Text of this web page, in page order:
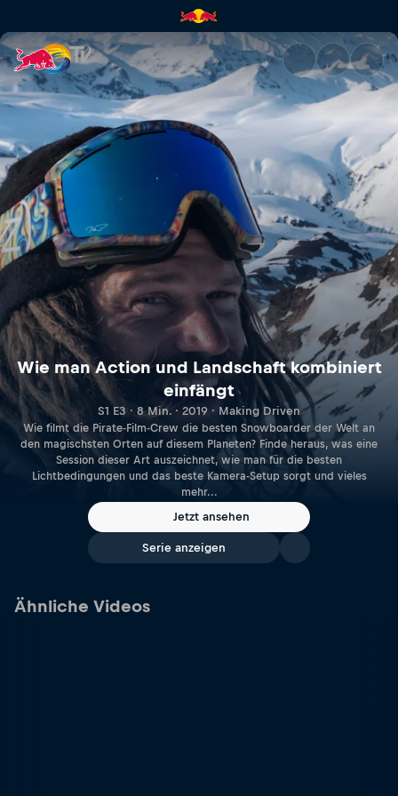
Wie man Action und
Wie man Action und Landschaft kombiniert
einfängt
S1 E3 · 8 Min. · 2019 · Making Driven
Wie filmt die Pirate-Film-Crew die besten Snowboarder der Welt an
den magischsten Orten auf diesem Planeten? Finde heraus, was eine
Session dieser Art auszeichnet, wie man für die besten
Lichtbedingungen und das beste Kamera-Setup sorgt und vieles
mehr...
Jetzt ansehen
Serie anzeigen
Ähnliche Videos